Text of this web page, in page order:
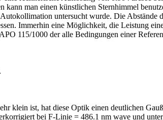
kann man einen künstlichen Sternhimmel
untersucht wurde. Die Abstände
Immerhin eine Möglichkeit, die Leistung
115/1000 der alle Bedingungen einer
klein ist, hat diese Optik einen deutlichen
bei F-Linie = 486.1 nm wave und